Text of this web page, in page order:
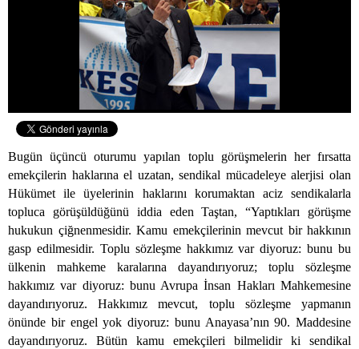
Bugün üçüncü oturumu yapılan toplu görüşmelerin her fırsatta
emekçilerin haklarına el uzatan, sendikal mücadeleye alerjisi olan
Hükümet ile üyelerinin haklarını korumaktan aciz sendikalarla
topluca görüşüldüğünü iddia eden Taştan, “Yaptıkları görüşme
hukukun çiğnenmesidir. Kamu emekçilerinin mevcut bir hakkının
gasp edilmesidir. Toplu sözleşme hakkımız var diyoruz: bunu bu
ülkenin mahkeme karalarına dayandırıyoruz; toplu sözleşme
hakkımız var diyoruz: bunu Avrupa İnsan Hakları Mahkemesine
dayandırıyoruz. Hakkımız mevcut, toplu sözleşme yapmanın
önünde bir engel yok diyoruz: bunu Anayasa’nın 90. Maddesine
dayandırıyoruz. Bütün kamu emekçileri bilmelidir ki sendikal